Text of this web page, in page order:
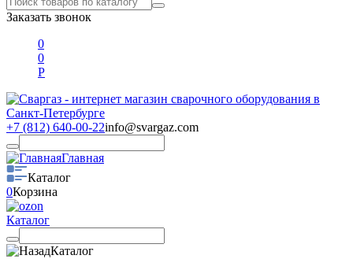
Заказать звонок
0
0
Р
+7 (812) 640-00-22info@svargaz.com
Главная
Каталог
0Корзина
Каталог
Каталог